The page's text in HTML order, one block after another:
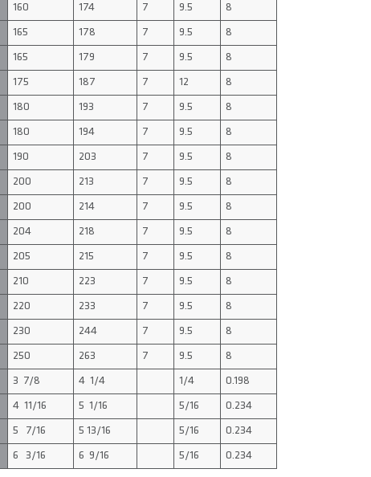
160 174 7 9.5 8
165 178 7 9.5 8
165 179 7 9.5 8
175 187 7 12 8
180 193 7 9.5 8
180 194 7 9.5 8
190 203 7 9.5 8
200 213 7 9.5 8
200 214 7 9.5 8
204 218 7 9.5 8
205 215 7 9.5 8
210 223 7 9.5 8
220 233 7 9.5 8
230 244 7 9.5 8
250 263 7 9.5 8
3 7/8 4 1/4 1/4 0.198
4 11/16 5 1/16 5/16 0.234
5 7/16 5 13/16 5/16 0.234
6 3/16 6 9/16 5/16 0.234